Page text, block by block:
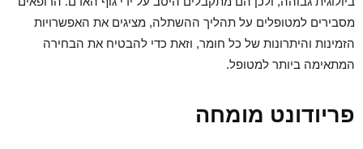
מסבירים למטופלים על תהליך ההשתלה, מציגים את האפשרויות
הזמינות והיתרונות של כל חומר, וזאת כדי להבטיח את הבחירה
המתאימה ביותר למטופל.
פריודונט מומחה